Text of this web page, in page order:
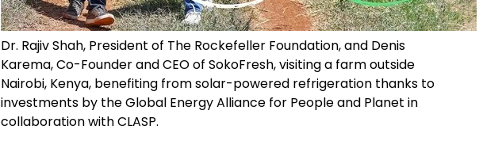
Dr. Rajiv Shah, President of The Rockefeller Foundation, and Denis
Karema, Co-Founder and CEO of SokoFresh, visiting a farm outside
Nairobi, Kenya, benefiting from solar-powered refrigeration thanks to
investments by the Global Energy Alliance for People and Planet in
collaboration with CLASP.